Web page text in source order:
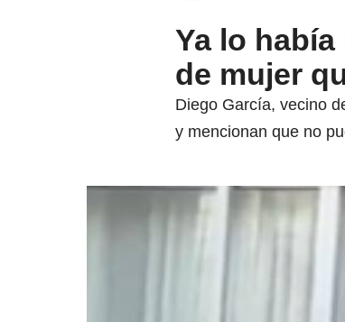
Ya lo
de mujer
Diego García, vecino
y mencionan que no